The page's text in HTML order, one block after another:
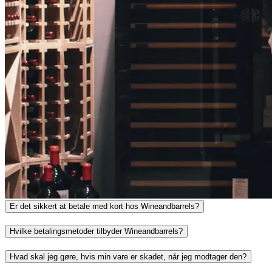
Spørgsmål og svar
Hvem er Wineandbarrels?
Er det sikkert at betale med kort hos Wineandbarrels?
Hvilke betalingsmetoder tilbyder Wineandbarrels?
Hvad skal jeg gøre, hvis min vare er skadet, når jeg modtager den?